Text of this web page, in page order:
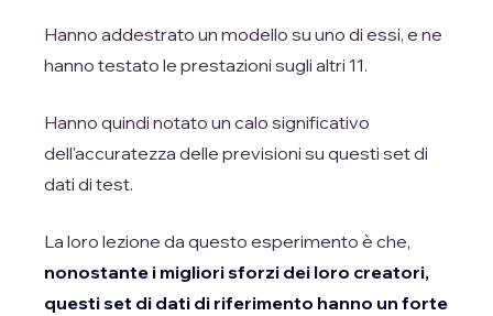
Hanno addestrato un modello su uno di essi, e ne
hanno testato le prestazioni sugli altri 11.
Hanno quindi notato un calo significativo
dell'accuratezza delle previsioni su questi set di
dati di test.
La loro lezione da questo esperimento è che,
nonostante i migliori sforzi dei loro creatori,
questi set di dati di riferimento hanno un forte